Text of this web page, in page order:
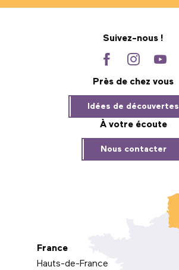
Suivez-nous !
Près de chez vous
Idées de découvertes
À votre écoute
Nous contacter
France
Hauts-de-France